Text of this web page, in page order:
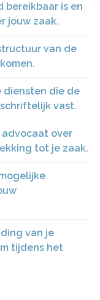
bereikbaar is en
jouw zaak.
van de
diensten die de
vast.
over
tot je zaak.
van je
tijdens het